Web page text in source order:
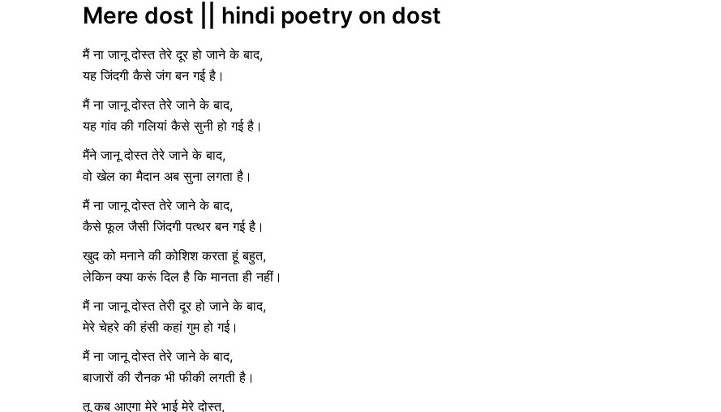
Mere dost || hindi poetry on dost
मैं ना जानू दोस्त तेरे दूर हो जाने के बाद,
यह जिंदगी कैसे जंग बन गई है।
मैं ना जानू दोस्त तेरे जाने के बाद,
यह गांव की गलियां कैसे सुनी हो गई है।
मैंने जानू दोस्त तेरे जाने के बाद,
वो खेल का मैदान अब सुना लगता है।
मैं ना जानू दोस्त तेरे जाने के बाद,
कैसे फूल जैसी जिंदगी पत्थर बन गई है।
खुद को मनाने की कोशिश करता हूं बहुत,
लेकिन क्या करूं दिल है कि मानता ही नहीं।
मैं ना जानू दोस्त तेरी दूर हो जाने के बाद,
मेरे चेहरे की हंसी कहां गुम हो गई।
मैं ना जानू दोस्त तेरे जाने के बाद,
बाजारों की रौनक भी फीकी लगती है।
तू कब आएगा मेरे भाई मेरे दोस्त,